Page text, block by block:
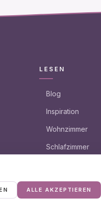
LESEN
Blog
Inspiration
Wohnzimmer
Schlafzimmer
Garten
ALLE AKZEPTIEREN